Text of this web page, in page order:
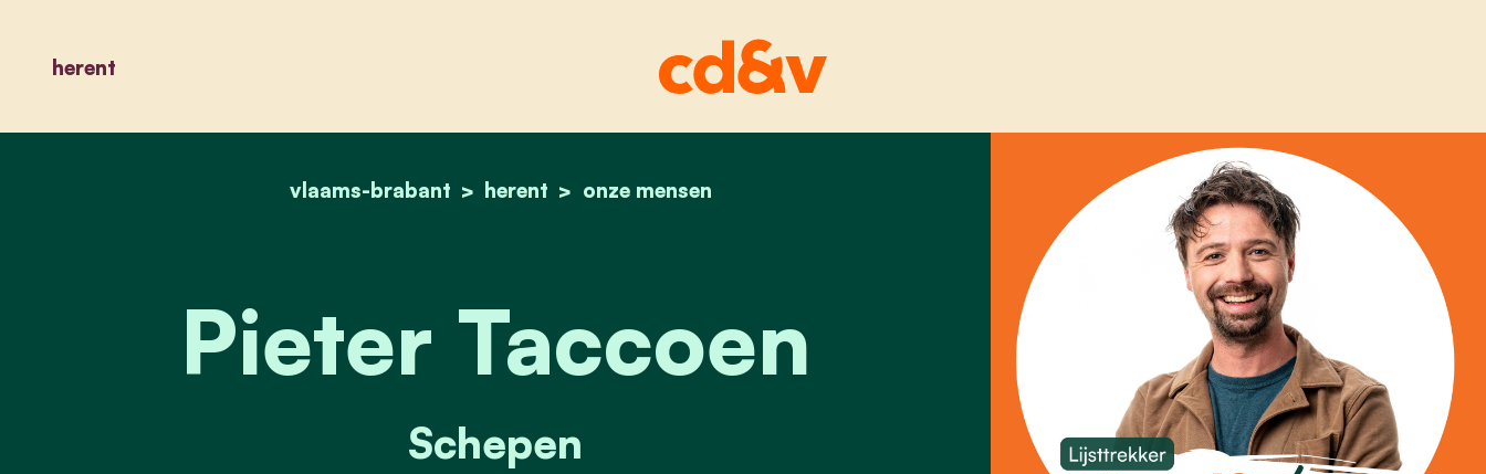
herent
home
vlaams-brabant herent onze mensen
pieter taccoen
Pieter Taccoen
Schepen